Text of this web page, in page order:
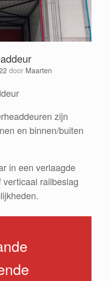
door Maarten
zijn
en binnen/buiten
in een verlaagde
railbeslag